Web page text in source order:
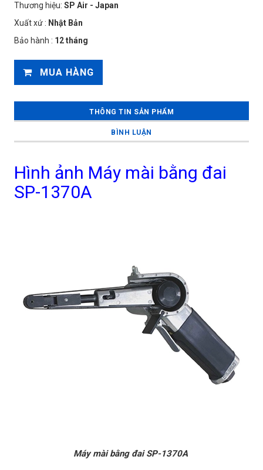
Thương hiệu: SP Air - Japan
Xuất xứ : Nhật Bản
Bảo hành : 12 tháng
MUA HÀNG
THÔNG TIN SẢN PHẨM
BÌNH LUẬN
Hình ảnh Máy mài bằng đai
SP-1370A
Máy mài bằng đai SP-1370A